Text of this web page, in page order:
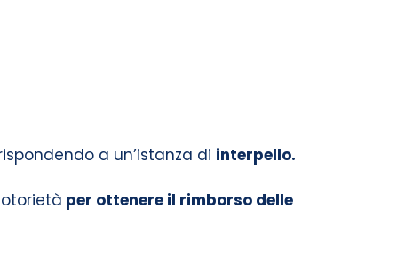
a un’istanza di interpello.
per ottenere il rimborso delle